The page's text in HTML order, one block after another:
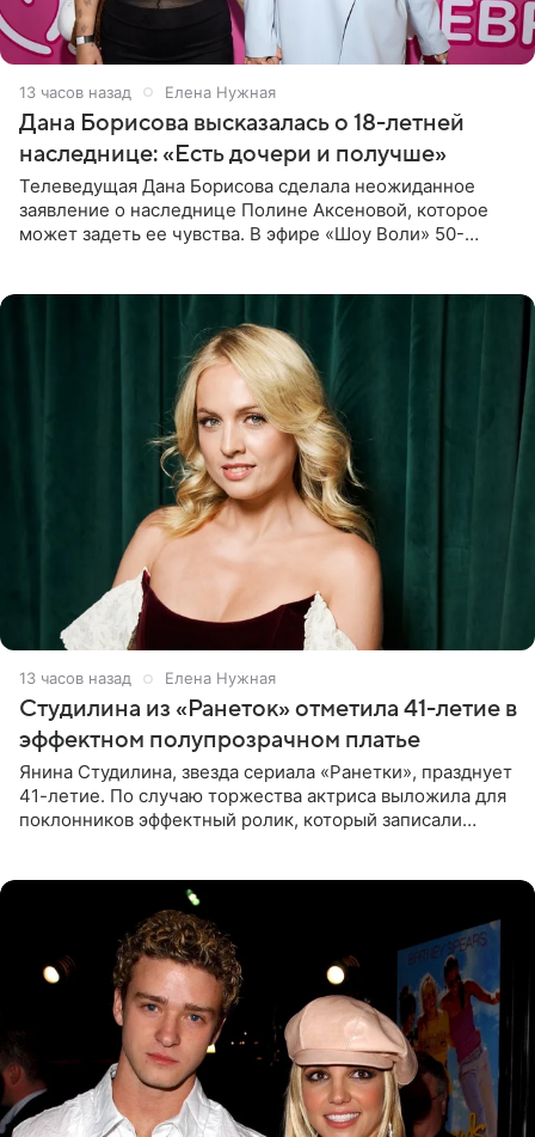
13 часов назад Елена Нужная
Дана Борисова высказалась о 18-летней
наследнице: «Есть дочери и получше»
Телеведущая Дана Борисова сделала неожиданное
заявление о наследнице Полине Аксеновой, которое
может задеть ее чувства. В эфире «Шоу Воли» 50-
13 часов назад Елена Нужная
Студилина из «Ранеток» отметила 41-летие в
эффектном полупрозрачном платье
Янина Студилина, звезда сериала «Ранетки», празднует
41-летие. По случаю торжества актриса выложила для
поклонников эффектный ролик, который записали